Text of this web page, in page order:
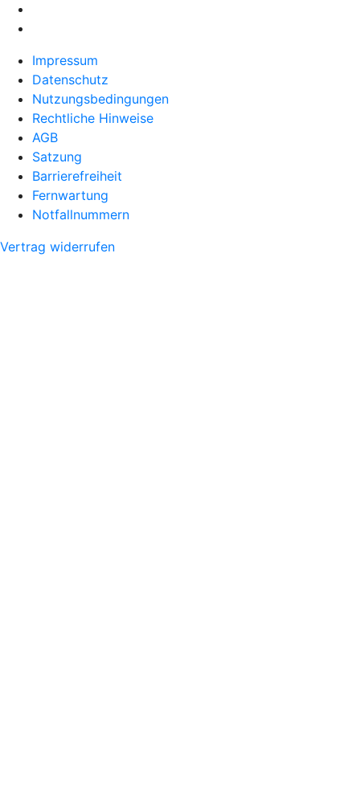
Impressum
Datenschutz
Nutzungsbedingungen
Rechtliche Hinweise
AGB
Satzung
Barrierefreiheit
Fernwartung
Notfallnummern
Vertrag widerrufen